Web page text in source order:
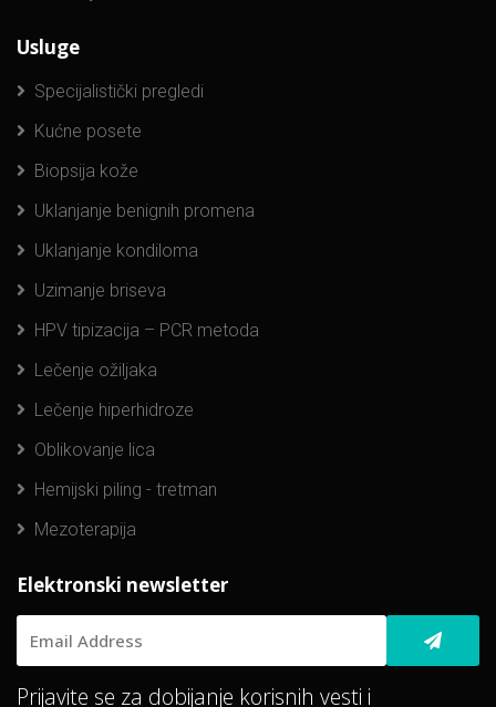
Usluge
Specijalistički pregledi
Kućne posete
Biopsija kože
Uklanjanje benignih promena
Uklanjanje kondiloma
Uzimanje briseva
HPV tipizacija – PCR metoda
Lečenje ožiljaka
Lečenje hiperhidroze
Oblikovanje lica
Hemijski piling - tretman
Mezoterapija
Elektronski newsletter
Prijavite se za dobijanje korisnih vesti i